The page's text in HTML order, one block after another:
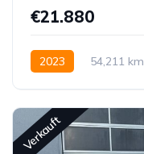
€21.880
2023 54,211 km
Verkauft